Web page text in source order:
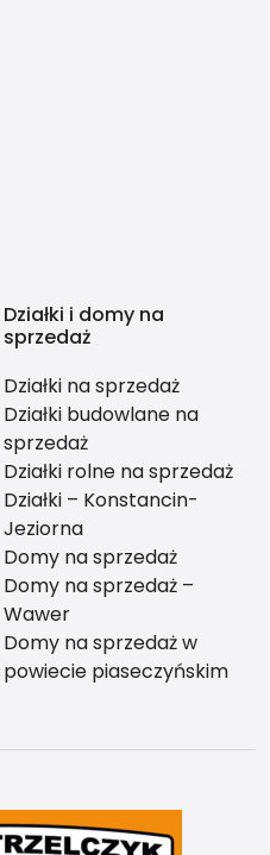
Działki i domy na
sprzedaż
Działki na sprzedaż
Działki budowlane na
sprzedaż
Działki rolne na sprzedaż
Działki – Konstancin-
Jeziorna
Domy na sprzedaż
Domy na sprzedaż –
Wawer
Domy na sprzedaż w
powiecie piaseczyńskim